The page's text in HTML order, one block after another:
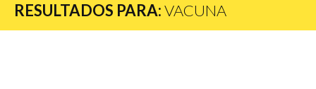
RESULTADOS PARA:VACUNA